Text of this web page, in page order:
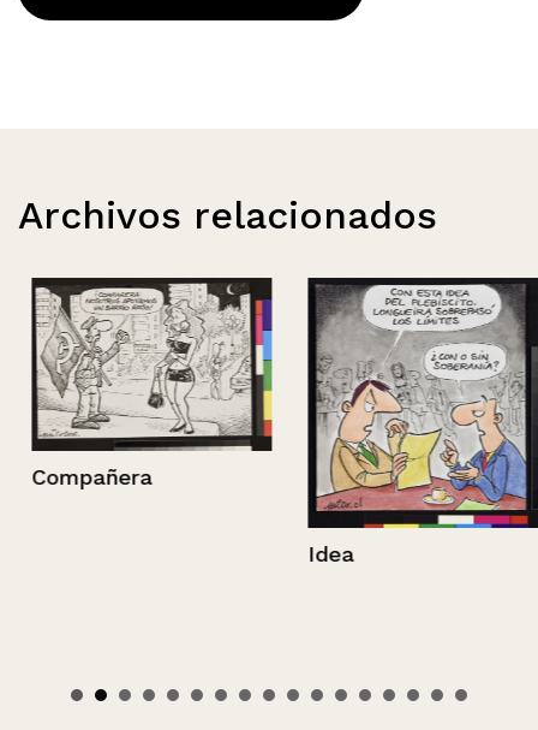
Archivos relacionados
Compañera
Idea